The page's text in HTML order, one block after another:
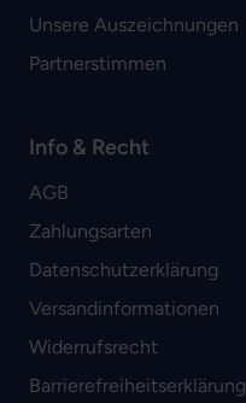
Unsere Auszeichnungen
Partnerstimmen
Info & Recht
AGB
Zahlungsarten
Datenschutzerklärung
Versandinformationen
Widerrufsrecht
Barrierefreiheitserklärung